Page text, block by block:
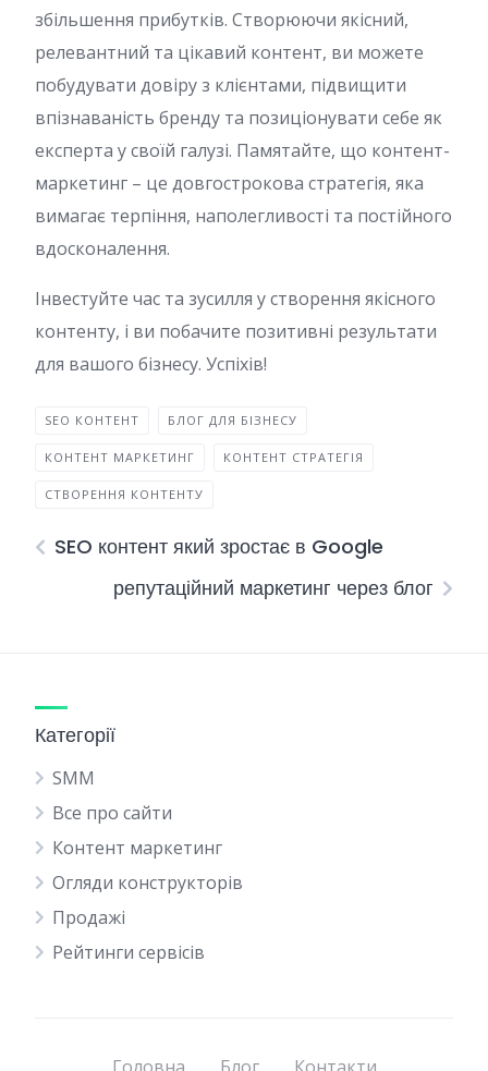
збільшення прибутків. Створюючи якісний,
релевантний та цікавий контент, ви можете
побудувати довіру з клієнтами, підвищити
впізнаваність бренду та позиціонувати себе як
експерта у своїй галузі. Памятайте, що контент-
маркетинг – це довгострокова стратегія, яка
вимагає терпіння, наполегливості та постійного
вдосконалення.
Інвестуйте час та зусилля у створення якісного
контенту, і ви побачите позитивні результати
для вашого бізнесу. Успіхів!
SEO КОНТЕНТ БЛОГ ДЛЯ БІЗНЕСУ
КОНТЕНТ МАРКЕТИНГ КОНТЕНТ СТРАТЕГІЯ
СТВОРЕННЯ КОНТЕНТУ
SEO контент який зростає в Google
репутаційний маркетинг через блог
Категорії
SMM
Все про сайти
Контент маркетинг
Огляди конструкторів
Продажі
Рейтинги сервісів